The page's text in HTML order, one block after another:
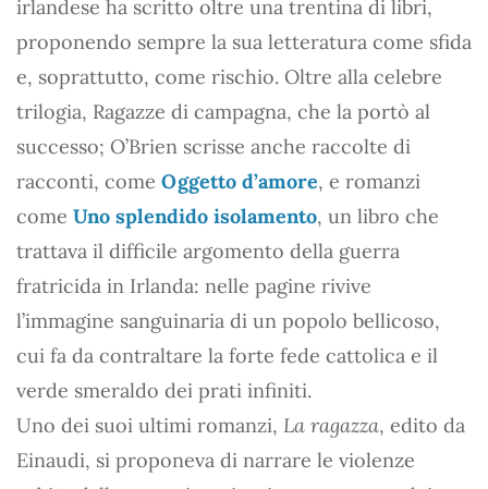
irlandese ha scritto oltre una trentina di libri,
proponendo sempre la sua letteratura come sfida
e, soprattutto, come rischio. Oltre alla celebre
trilogia, Ragazze di campagna, che la portò al
successo; O’Brien scrisse anche raccolte di
racconti, come Oggetto d’amore, e romanzi
come Uno splendido isolamento, un libro che
trattava il difficile argomento della guerra
fratricida in Irlanda: nelle pagine rivive
l’immagine sanguinaria di un popolo bellicoso,
cui fa da contraltare la forte fede cattolica e il
verde smeraldo dei prati infiniti.
Uno dei suoi ultimi romanzi, La ragazza, edito da
Einaudi, si proponeva di narrare le violenze